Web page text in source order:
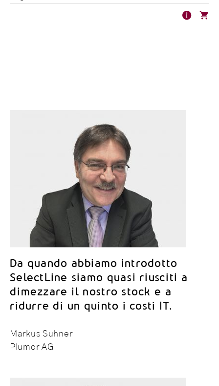
Da quando abbiamo introdotto
SelectLine siamo quasi riusciti a
dimezzare il nostro stock e a
ridurre di un quinto i costi IT.
Markus Suhner
Plumor AG